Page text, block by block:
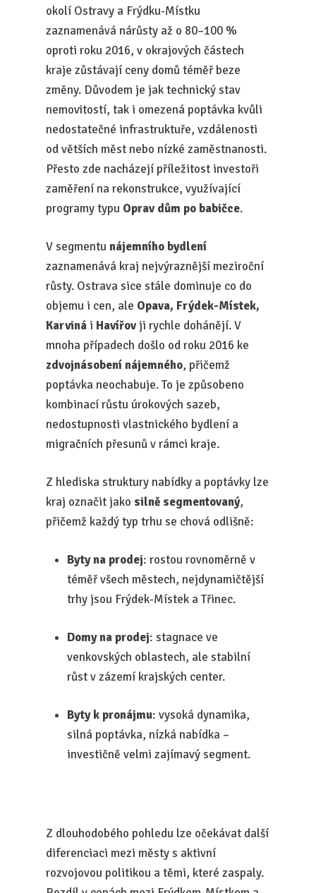
okolí Ostravy a Frýdku-Místku
zaznamenává nárůsty až o 80–100 %
oproti roku 2016, v okrajových částech
kraje zůstávají ceny domů téměř beze
změny. Důvodem je jak technický stav
nemovitostí, tak i omezená poptávka kvůli
nedostatečné infrastruktuře, vzdálenosti
od větších měst nebo nízké zaměstnanosti.
Přesto zde nacházejí příležitost investoři
zaměření na rekonstrukce, využívající
programy typu Oprav dům po babičce.
V segmentu nájemního bydlení
zaznamenává kraj nejvýraznější meziroční
růsty. Ostrava sice stále dominuje co do
objemu i cen, ale Opava, Frýdek-Místek,
Karvinái Havířovji rychle dohánějí. V
mnoha případech došlo od roku 2016 ke
zdvojnásobení nájemného, přičemž
poptávka neochabuje. To je způsobeno
kombinací růstu úrokových sazeb,
nedostupnosti vlastnického bydlení a
migračních přesunů v rámci kraje.
Z hlediska struktury nabídky a poptávky lze
kraj označit jako silně segmentovaný,
přičemž každý typ trhu se chová odlišně:
Byty na prodej: rostou rovnoměrně v
téměř všech městech, nejdynamičtější
trhy jsou Frýdek-Místek a Třinec.
Domy na prodej: stagnace ve
venkovských oblastech, ale stabilní
růst v zázemí krajských center.
Byty k pronájmu: vysoká dynamika,
silná poptávka, nízká nabídka –
investičně velmi zajímavý segment.
Z dlouhodobého pohledu lze očekávat další
diferenciaci mezi městy s aktivní
rozvojovou politikou a těmi, které zaspaly.